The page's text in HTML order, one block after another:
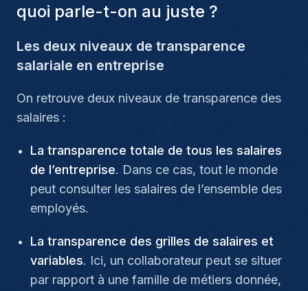
quoi parle-t-on au juste ?
Les deux niveaux de transparence
salariale en entreprise
On retrouve deux niveaux de transparence des
salaires :
La transparence totale de tous les salaires
de l’entreprise. Dans ce cas, tout le monde
peut consulter les salaires de l’ensemble des
employés.
La transparence des grilles de salaires et
variables. Ici, un collaborateur peut se situer
par rapport à une famille de métiers donnée,